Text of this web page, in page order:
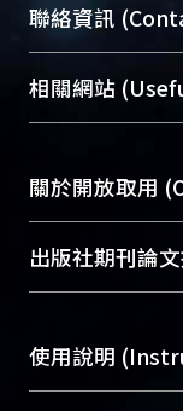
臺大位居世界
展現本校豐碩
機構典藏（
台，成為臺大
成果。
To
profiles and
services of
聯絡資訊
總館學科館員
醫學圖書館學
Sciences
相關網站
關於開放取用
開放取用是從
動，應用在學
用逐年攀升。
出版社期刊論
含部分內容
助與合作完
使用說明